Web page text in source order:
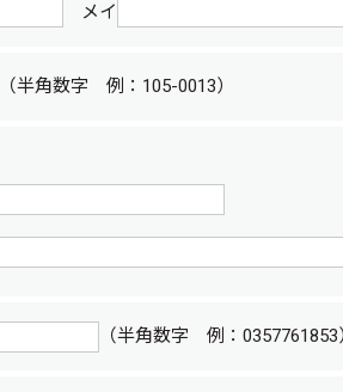
メイ
（半角数字 例：105-0013）
（半角数字 例：0357761853